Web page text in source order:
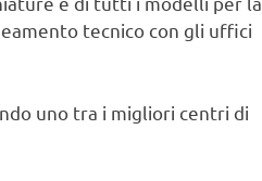
tecnico con gli uffici
uno tra i migliori centri di